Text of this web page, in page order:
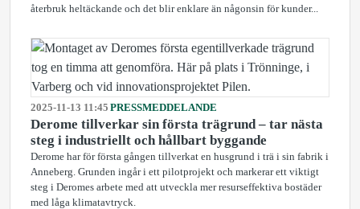
återbruk heltäckande och det blir enklare än någonsin för kunder...
2025-11-13 11:45 PRESSMEDDELANDE
Derome tillverkar sin första trägrund – tar nästa
steg i industriellt och hållbart byggande
Derome har för första gången tillverkat en husgrund i trä i sin fabrik i
Anneberg. Grunden ingår i ett pilotprojekt och markerar ett viktigt
steg i Deromes arbete med att utveckla mer resurseffektiva bostäder
med låga klimatavtryck.